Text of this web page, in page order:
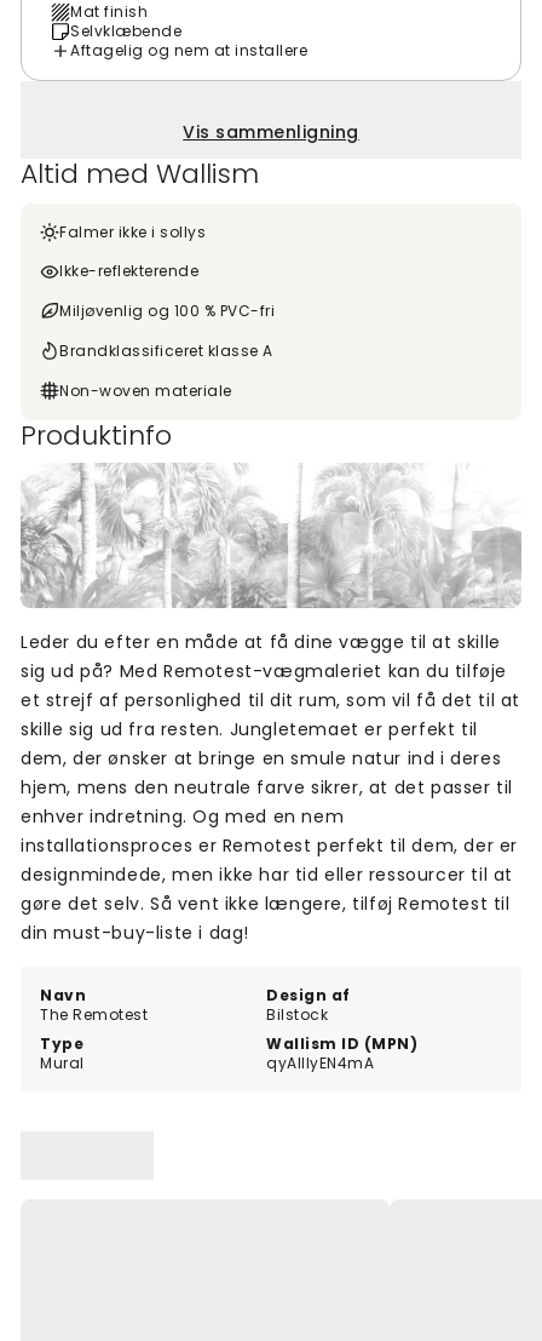
Mat finish
Selvklæbende
Aftagelig og nem at installere
Vis sammenligning
Altid med Wallism
Falmer ikke i sollys
Ikke-reflekterende
Miljøvenlig og 100 % PVC-fri
Brandklassificeret klasse A
Non-woven materiale
Produktinfo
Navn
The Remotest
Design af
Bilstock
Type
Mural
Wallism ID (MPN)
qyAlllyEN4mA
Leder du efter en måde at få dine vægge til at skille
sig ud på? Med Remotest-vægmaleriet kan du tilføje
et strejf af personlighed til dit rum, som vil få det til at
skille sig ud fra resten. Jungletemaet er perfekt til
dem, der ønsker at bringe en smule natur ind i deres
hjem, mens den neutrale farve sikrer, at det passer til
enhver indretning. Og med en nem
installationsproces er Remotest perfekt til dem, der er
designmindede, men ikke har tid eller ressourcer til at
gøre det selv. Så vent ikke længere, tilføj Remotest til
din must-buy-liste i dag!